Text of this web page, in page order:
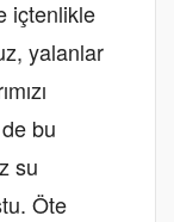
içtenlikle
yalanlar
bu
su
Öte